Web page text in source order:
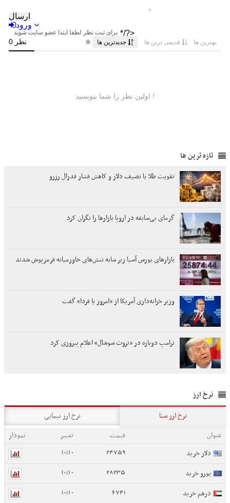
تازه ترین ها
تقویت طلا با تضیف دلار و کاهش فشار فدرال رزرو
گرمای بی‌سابقه در اروپا بازارها را نگران کرد
بازارهای بورس آسیا زیر سایه تنش‌های خاورمیانه قرمزپوش شدند
وزیر خزانه‌داری آمریکا از «امروز یا فردا» گفت
ترامپ دوباره در «تروث سوشال» اعلام پیروزی کرد
نرخ ارز
نرخ ارز سنا
نرخ ارز نیمایی
عنوان
قیمت تغییر
نمودار
دلار خرید
24759
0 (0%)
یورو خرید 28235
0 (0%)
درهم خرید 6741
0 (0%)